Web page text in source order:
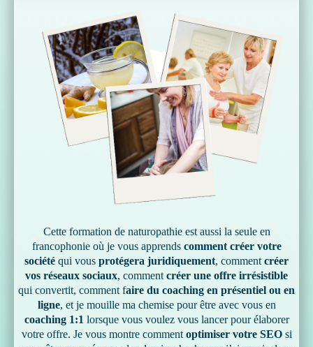
Cette formation de naturopathie est aussi la seule en
francophonie où je vous apprends comment créer votre
société qui vous protégera juridiquement, comment créer
vos réseaux sociaux, comment créer une offre irrésistible
qui convertit, comment faire du coaching en présentiel ou en
ligne, et je mouille ma chemise pour être avec vous en
coaching 1:1 lorsque vous voulez vous lancer pour élaborer
votre offre. Je vous montre comment optimiser votre SEOsi